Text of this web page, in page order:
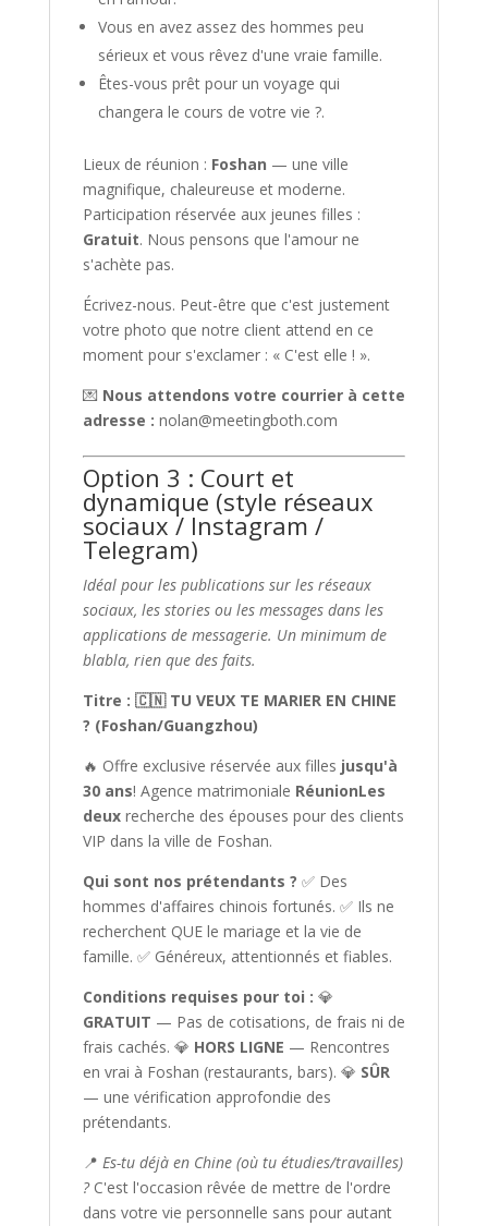
Vous en avez assez des hommes peu
sérieux et vous rêvez d'une vraie famille.
Êtes-vous prêt pour un voyage qui
changera le cours de votre vie ?.
Lieux de réunion : Foshan — une ville
magnifique, chaleureuse et moderne.
Participation réservée aux jeunes filles :
Gratuit. Nous pensons que l'amour ne
s'achète pas.
Écrivez-nous. Peut-être que c'est justement
votre photo que notre client attend en ce
moment pour s'exclamer : « C'est elle ! ».
💌 Nous attendons votre courrier à cette
adresse : nolan@meetingboth.com
Option 3 : Court et
dynamique (style réseaux
sociaux / Instagram /
Telegram)
Idéal pour les publications sur les réseaux
sociaux, les stories ou les messages dans les
applications de messagerie. Un minimum de
blabla, rien que des faits.
Titre : 🇨🇳 TU VEUX TE MARIER EN CHINE
? (Foshan/Guangzhou)
🔥 Offre exclusive réservée aux filles jusqu'à
30 ans! Agence matrimoniale RéunionLes
deuxrecherche des épouses pour des clients
VIP dans la ville de Foshan.
Qui sont nos prétendants ? ✅ Des
hommes d'affaires chinois fortunés. ✅ Ils ne
recherchent QUE le mariage et la vie de
famille. ✅ Généreux, attentionnés et fiables.
Conditions requises pour toi : 💎
GRATUIT — Pas de cotisations, de frais ni de
frais cachés. 💎 HORS LIGNE — Rencontres
en vrai à Foshan (restaurants, bars). 💎 SÛR
— une vérification approfondie des
prétendants.
📍 Es-tu déjà en Chine (où tu étudies/travailles)
?C'est l'occasion rêvée de mettre de l'ordre
dans votre vie personnelle sans pour autant